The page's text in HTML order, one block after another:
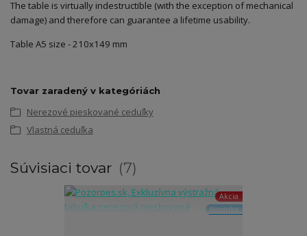
The table is virtually indestructible (with the exception of mechanical
damage) and therefore can guarantee a lifetime usability.
Table A5 size - 210x149 mm
Tovar zaradený v kategóriách
Nerezové pieskované ceduľky
Vlastná ceduľka
Súvisiaci tovar 7
Akcia
Novinka